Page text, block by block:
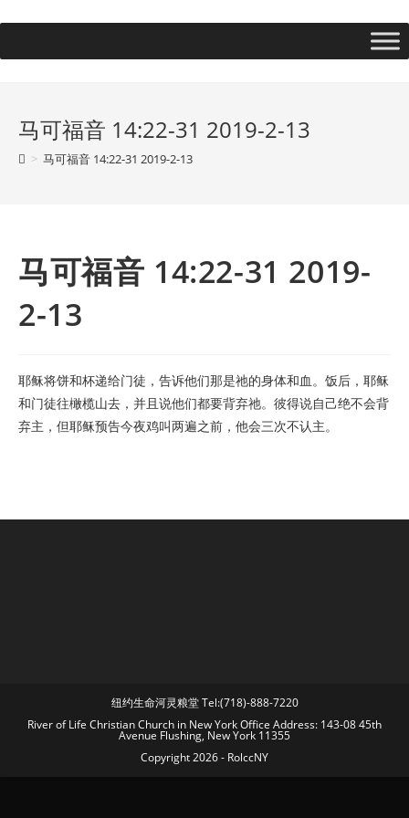
马可福音 14:22-31 2019-2-13
> 马可福音 14:22-31 2019-2-13
马可福音 14:22-31 2019-
2-13
耶稣将饼和杯递给门徒，告诉他们那是祂的身体和血。饭后，耶稣
和门徒往橄榄山去，并且说他们都要背弃祂。彼得说自己绝不会背
弃主，但耶稣预告今夜鸡叫两遍之前，他会三次不认主。
纽约生命河灵粮堂 Tel:(718)-888-7220
River of Life Christian Church in New York Office Address: 143-08 45th
Avenue Flushing, New York 11355
Copyright 2026 - RolccNY